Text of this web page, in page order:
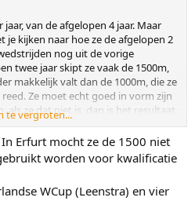
van de afgelopen 4 jaar. Maar
je kijken naar hoe ze de afgelopen 2
nog uit de vorige
twee jaar skipt ze vaak de 1500m,
makkelijk valt dan de 1000m, die ze
Ze moet echt goed in vorm zijn
als ze dat niet is, dan is het resultaat
als Joeskov, die kan hele goede
echt wisselvalliger in dan 1500. Zo
momenteel als stabielerere 1500m-
om te laten starten.
ook omdat ze vaak het goede
te vergroten...
Erfurt mocht ze de 1500 niet
worden voor kwalificatie
WCup (Leenstra) en vier